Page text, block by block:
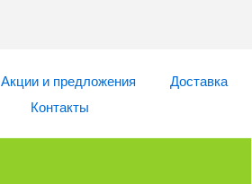
Акции и предложения
Доставка
Контакты